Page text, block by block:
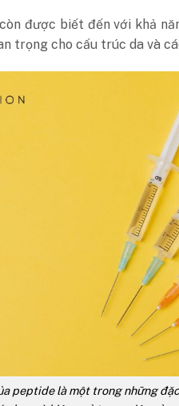
được biết đến với khả
trọng cho cấu trúc da và
peptide là một trong những